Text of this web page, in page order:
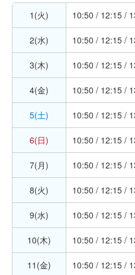
1(火) 10:50 / 12:15 /
2(水) 10:50 / 12:15 /
3(木) 10:50 / 12:15 /
4(金) 10:50 / 12:15 /
5(土) 10:50 / 12:15 /
6(日) 10:50 / 12:15 /
7(月) 10:50 / 12:15 /
8(火) 10:50 / 12:15 /
9(水) 10:50 / 12:15 /
10(木) 10:50 / 12:15 /
11(金) 10:50 / 12:15 /